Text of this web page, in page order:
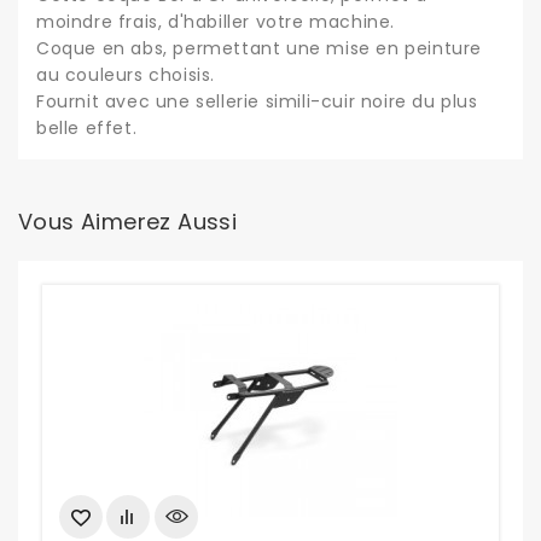
moindre frais, d'habiller votre machine.
Coque en abs, permettant une mise en peinture
au couleurs choisis.
Fournit avec une sellerie simili-cuir noire du plus
belle effet.
Vous Aimerez Aussi